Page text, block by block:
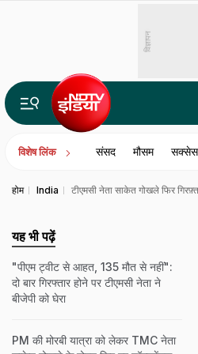
विज्ञापन
विशेष लिंक संसद मौसम सक्सेस
होम India टीएमसी नेता साकेत गोखले फिर
यह भी पढ़ें
"पीएम ट्वीट से आहत, 135 मौत से नहीं":
दो बार गिरफ्तार होने पर टीएमसी नेता ने
बीजेपी को घेरा
PM की मोरबी यात्रा को लेकर TMC नेता